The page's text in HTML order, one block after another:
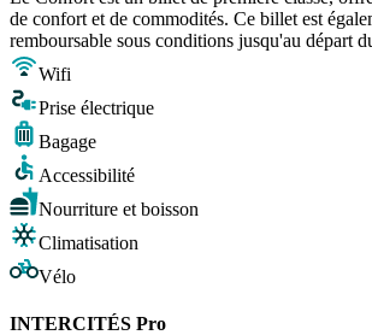
de confort et de commodités. Ce billet est
remboursable sous conditions jusqu'au départ
Wifi
Prise électrique
Bagage
Accessibilité
Nourriture et boisson
Climatisation
Vélo
INTERCITÉS Pro